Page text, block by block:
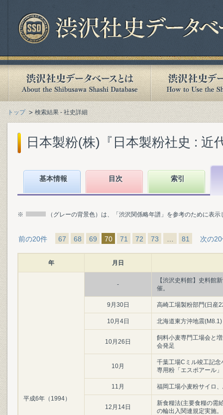
トップ 検索結果 - 社史詳細
日本製粉(株)『日本製粉社史 : 近
基本情報 目次 索引
※ （グレーの背景色）は、「渋沢関係略年譜」を参考のために表
前の20件 67 68 69 70 71 72 73 81 次の
年 月日
平成6年（1994）
-
【渋沢史料館】史料館
催。
9月30日 高崎工場製粉部門(日産
10月4日 北海道東方沖地震(M8.1)
10月26日
飼料小麦専門工場会と
会発足
10月
千葉工場Cミル竣工記
専用粉「エスポアール
11月 福岡工場小麦粉サイロ
12月14日
新食糧法(主要食糧の需
の輪出入関連規定実施